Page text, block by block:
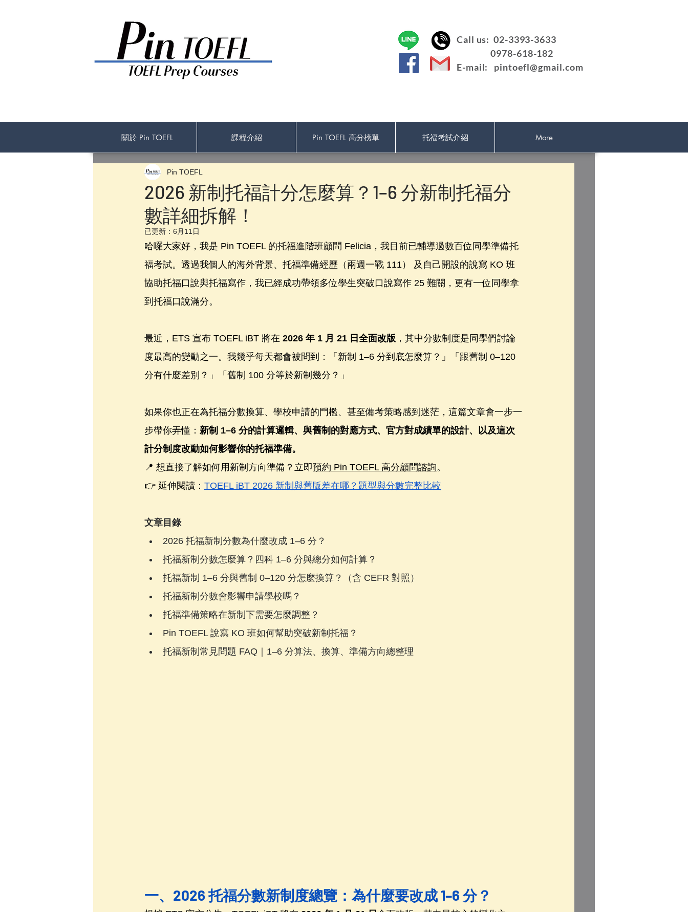
Call us: 02-3393-3633
0978-618-182
E-mail: pintoefl@gmail.com
關於 Pin TOEFL 課程介紹 Pin TOEFL 高分榜單 托福考試介紹 More
2026 新制托福計分怎麼算？1–6 分新制托福分
數詳細拆解！
Pin TOEFL
已更新： 6月11日
哈囉大家好，我是 Pin TOEFL 的托福進階班顧問 Felicia，我目前已輔導過數百位同學準備托
福考試。透過我個人的海外背景、托福準備經歷（兩週一戰 111） 及自己開設的說寫 KO 班
協助托福口說與托福寫作，我已經成功帶領多位學生突破口說寫作 25 難關，更有一位同學拿
到托福口說滿分。
最近，ETS 宣布 TOEFL iBT 將在 2026 年 1 月 21 日全面改版 ，其中分數制度是同學們討論
度最高的變動之一。我幾乎每天都會被問到：「新制 1–6 分到底怎麼算？」「跟舊制 0–120
分有什麼差別？」「舊制 100 分等於新制幾分？」
如果你也正在為托福分數換算、學校申請的門檻、甚至備考策略感到迷茫，這篇文章會一步一
步帶你弄懂： 新制 1–6 分的計算邏輯、與舊制的對應方式、官方對成績單的設計、以及這次
計分制度改動如何影響你的托福準備。
📍 想直接了解如何用新制方向準備？立即預約 Pin TOEFL 高分顧問諮詢。
👉 延伸閱讀： TOEFL iBT 2026 新制與舊版差在哪？題型與分數完整比較
文章目錄
2026 托福新制分數為什麼改成 1–6 分？
托福新制分數怎麼算？四科 1–6 分與總分如何計算？
托福新制 1–6 分與舊制 0–120 分怎麼換算？（含 CEFR 對照）
托福新制分數會影響申請學校嗎？
托福準備策略在新制下需要怎麼調整？
Pin TOEFL 說寫 KO 班如何幫助突破新制托福？
托福新制常見問題 FAQ｜1–6 分算法、換算、準備方向總整理
一、2026 托福分數新制度總覽：為什麼要改成 1–6 分？